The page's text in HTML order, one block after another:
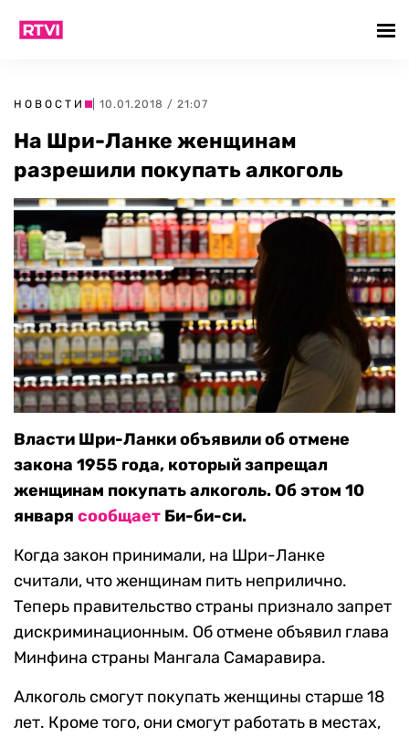
НОВОСТИ | 10.01.2018 / 21:07
На Шри-Ланке женщинам
разрешили покупать алкоголь
Власти Шри-Ланки объявили об отмене
закона 1955 года, который запрещал
женщинам покупать алкоголь. Об этом 10
января сообщает Би-би-си.
Когда закон принимали, на Шри-Ланке
считали, что женщинам пить неприлично.
Теперь правительство страны признало запрет
дискриминационным. Об отмене объявил глава
Минфина страны Мангала Самаравира.
Алкоголь смогут покупать женщины старше 18
лет. Кроме того, они смогут работать в местах,